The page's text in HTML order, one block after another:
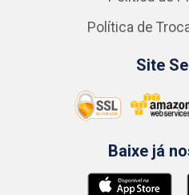
Política de
Site
Baixe já